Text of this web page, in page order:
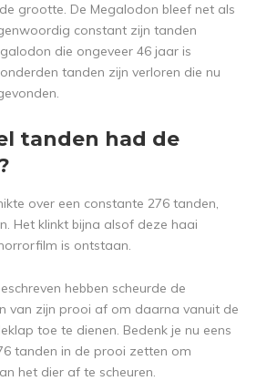
grootte. De Megalodon bleef net als
constant zijn tanden
die ongeveer 46 jaar is
tanden zijn verloren die nu
tanden had de
over een constante 276 tanden,
Het klinkt bijna alsof deze haai
is ontstaan.
hebben scheurde de
van zijn prooi af om daarna vanuit de
toe te dienen. Bedenk je nu eens
tanden in de prooi zetten om
het dier af te scheuren.